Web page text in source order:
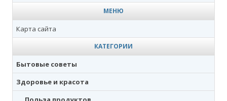
МЕНЮ
Карта сайта
КАТЕГОРИИ
Бытовые советы
Здоровье и красота